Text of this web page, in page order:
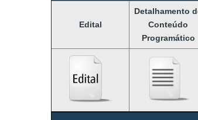
Edital
Detalhamento
Conteúdo
Programático